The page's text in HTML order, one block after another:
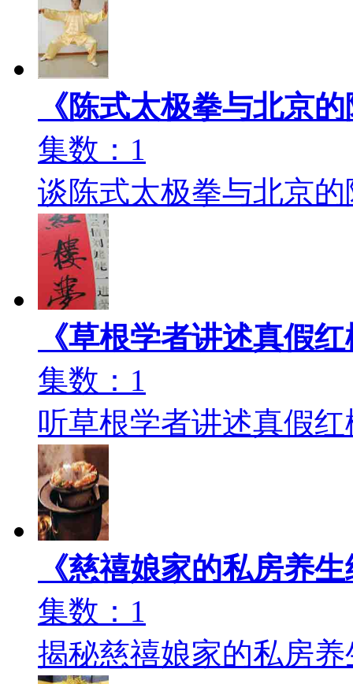
《陈式太极拳与北京
集数：1
谈陈式太极拳与北京
《草根学者讲述真假
集数：1
听草根学者讲述真假红
《慈禧娘家的私房养
集数：1
揭秘慈禧娘家的私房养